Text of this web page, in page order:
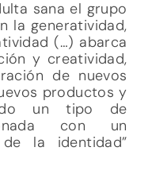
sana el grupo
la generatividad,
(…) abarca
y creatividad,
de nuevos
productos y
un tipo de
con un
la identidad”